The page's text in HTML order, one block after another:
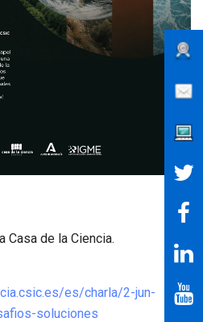
Casa de la Ciencia.
es/charla/2-jun-
soluciones